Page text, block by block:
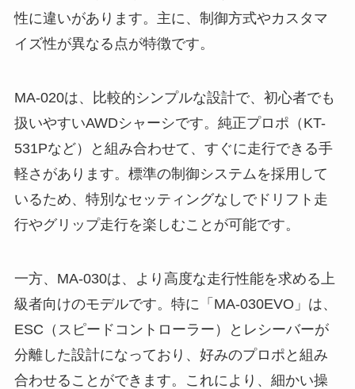
性に違いがあります。主に、制御方式やカスタマ
イズ性が異なる点が特徴です。
MA-020は、比較的シンプルな設計で、初心者でも
扱いやすいAWDシャーシです。純正プロポ（KT-
531Pなど）と組み合わせて、すぐに走行できる手
軽さがあります。標準の制御システムを採用して
いるため、特別なセッティングなしでドリフト走
行やグリップ走行を楽しむことが可能です。
一方、MA-030は、より高度な走行性能を求める上
級者向けのモデルです。特に「MA-030EVO」は、
ESC（スピードコントローラー）とレシーバーが
分離した設計になっており、好みのプロポと組み
合わせることができます。これにより、細かい操